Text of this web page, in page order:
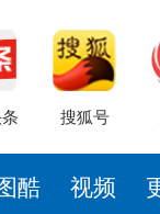
搜狐号
酷 视频